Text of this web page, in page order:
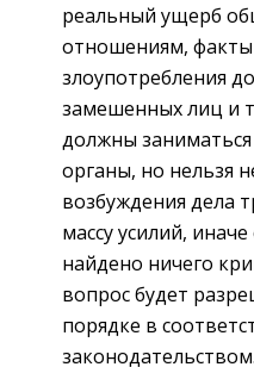
реальный ущерб
отношениям,
злоупотребления
замешенных лиц и
должны
органы, но нельзя
возбуждения дела
массу усилий,
найдено ничего
вопрос будет
порядке в
законодательством.